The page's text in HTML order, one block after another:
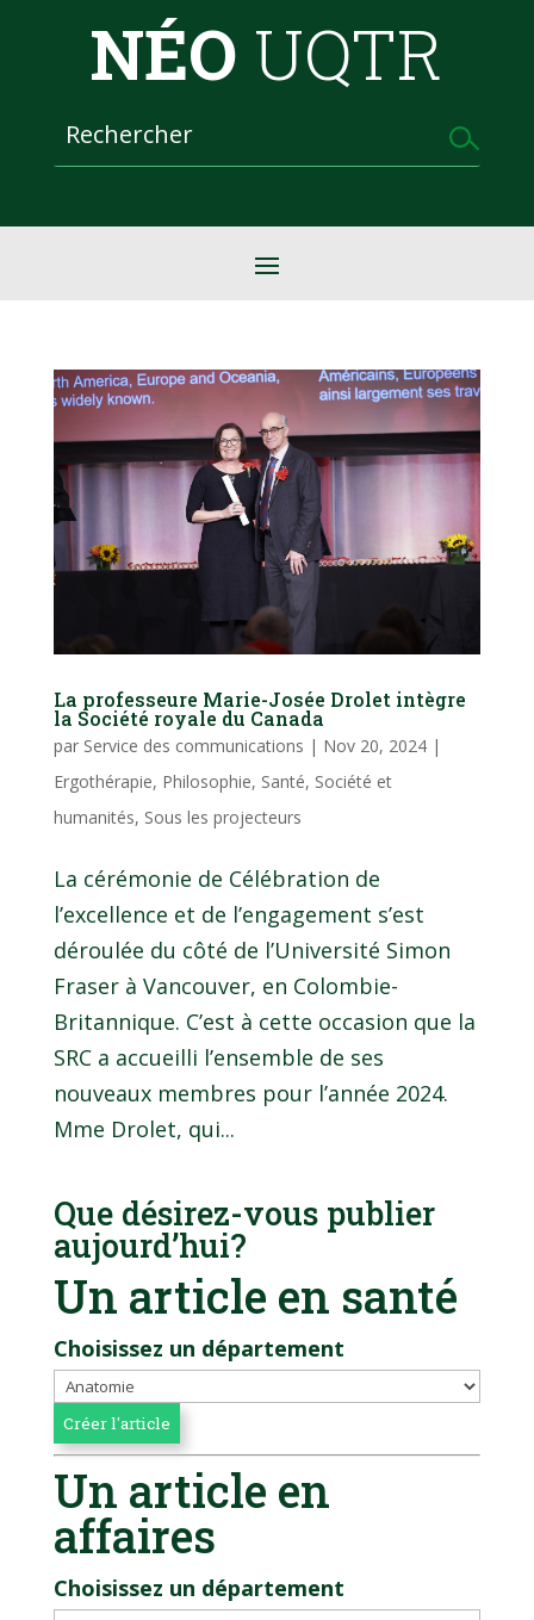
NÉO UQTR
La professeure Marie-Josée Drolet intègre
la Société royale du Canada
par Service des communications | Nov 20, 2024|
Ergothérapie, Philosophie, Santé, Société et
humanités, Sous les projecteurs
La cérémonie de Célébration de
l’excellence et de l’engagement s’est
déroulée du côté de l’Université Simon
Fraser à Vancouver, en Colombie-
Britannique. C’est à cette occasion que la
SRC a accueilli l’ensemble de ses
nouveaux membres pour l’année 2024.
Mme Drolet, qui...
Que désirez-vous publier
aujourd’hui?
Un article en santé
Choisissez un département
Un article en
affaires
Choisissez un département